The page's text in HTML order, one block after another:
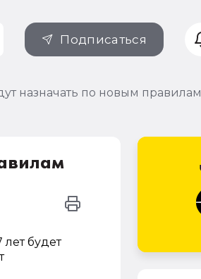
Подписаться
назначать по новым правилам
лет будет